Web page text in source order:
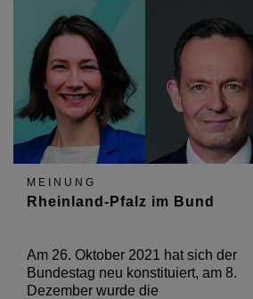
MEINUNG
Rheinland-Pfalz im Bund
Am 26. Oktober 2021 hat sich der
Bundestag neu konstituiert, am 8.
Dezember wurde die